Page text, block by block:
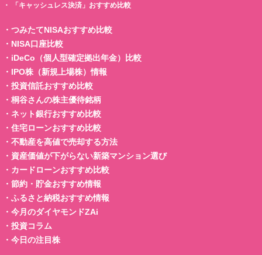
・
「キャッシュレス決済」おすすめ比較
・ つみたてNISAおすすめ比較
・ NISA口座比較
・ iDeCo（個人型確定拠出年金）比較
・ IPO株（新規上場株）情報
・ 投資信託おすすめ比較
・ 桐谷さんの株主優待銘柄
・ ネット銀行おすすめ比較
・ 住宅ローンおすすめ比較
・ 不動産を高値で売却する方法
・ 資産価値が下がらない新築マンション選び
・ カードローンおすすめ比較
・ 節約・貯金おすすめ情報
・ ふるさと納税おすすめ情報
・ 今月のダイヤモンドZAi
・ 投資コラム
・ 今日の注目株